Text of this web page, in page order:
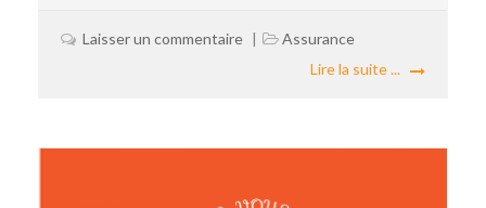
Laisser un commentaire
Assurance
Lire la suite ...